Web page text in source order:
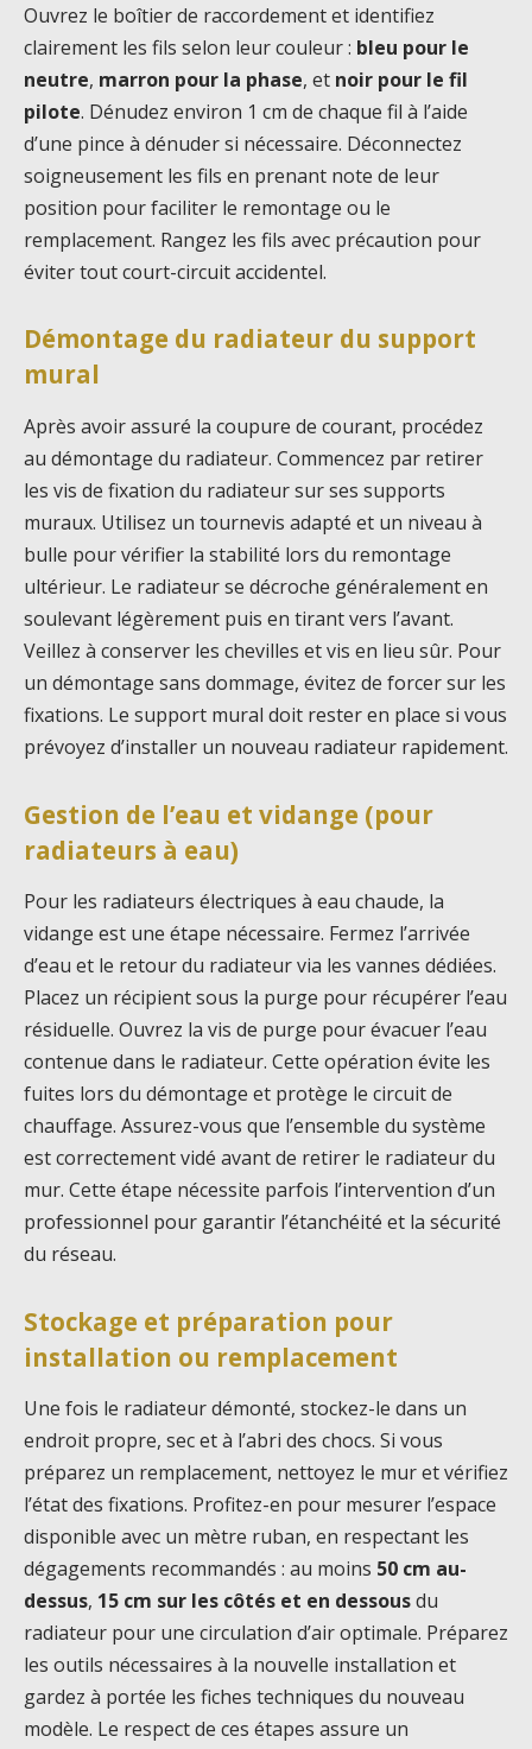
Ouvrez le boîtier de raccordement et identifiez
clairement les fils selon leur couleur : bleu pour le
neutre, marron pour la phase, et noir pour le fil
pilote. Dénudez environ 1 cm de chaque fil à l’aide
d’une pince à dénuder si nécessaire. Déconnectez
soigneusement les fils en prenant note de leur
position pour faciliter le remontage ou le
remplacement. Rangez les fils avec précaution pour
éviter tout court-circuit accidentel.
Démontage du radiateur du support
mural
Après avoir assuré la coupure de courant, procédez
au démontage du radiateur. Commencez par retirer
les vis de fixation du radiateur sur ses supports
muraux. Utilisez un tournevis adapté et un niveau à
bulle pour vérifier la stabilité lors du remontage
ultérieur. Le radiateur se décroche généralement en
soulevant légèrement puis en tirant vers l’avant.
Veillez à conserver les chevilles et vis en lieu sûr. Pour
un démontage sans dommage, évitez de forcer sur les
fixations. Le support mural doit rester en place si vous
prévoyez d’installer un nouveau radiateur rapidement.
Gestion de l’eau et vidange (pour
radiateurs à eau)
Pour les radiateurs électriques à eau chaude, la
vidange est une étape nécessaire. Fermez l’arrivée
d’eau et le retour du radiateur via les vannes dédiées.
Placez un récipient sous la purge pour récupérer l’eau
résiduelle. Ouvrez la vis de purge pour évacuer l’eau
contenue dans le radiateur. Cette opération évite les
fuites lors du démontage et protège le circuit de
chauffage. Assurez-vous que l’ensemble du système
est correctement vidé avant de retirer le radiateur du
mur. Cette étape nécessite parfois l’intervention d’un
professionnel pour garantir l’étanchéité et la sécurité
du réseau.
Stockage et préparation pour
installation ou remplacement
Une fois le radiateur démonté, stockez-le dans un
endroit propre, sec et à l’abri des chocs. Si vous
préparez un remplacement, nettoyez le mur et vérifiez
l’état des fixations. Profitez-en pour mesurer l’espace
disponible avec un mètre ruban, en respectant les
dégagements recommandés : au moins 50 cm au-
dessus, 15 cm sur les côtés et en dessousdu
radiateur pour une circulation d’air optimale. Préparez
les outils nécessaires à la nouvelle installation et
gardez à portée les fiches techniques du nouveau
modèle. Le respect de ces étapes assure un